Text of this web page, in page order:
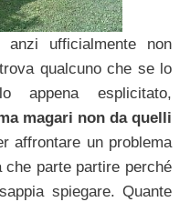
anzi ufficialmente non
qualcuno che se lo
appena esplicitato,
magari non da quelli
affrontare un problema
che parte partire perché
spiegare. Quante